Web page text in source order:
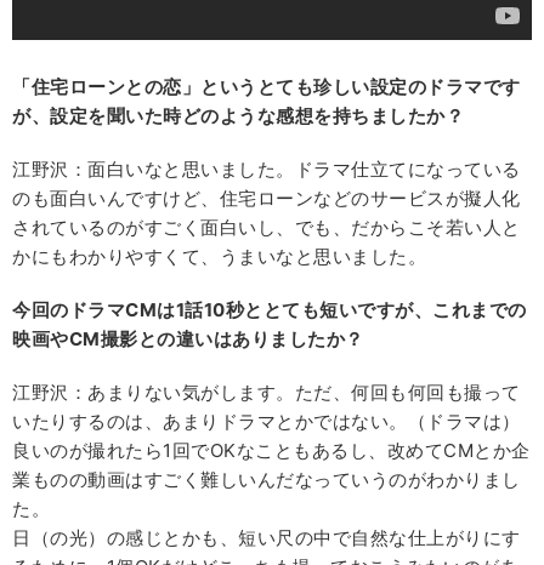
「住宅ローンとの恋」というとても珍しい設定のドラマです
が、設定を聞いた時どのような感想を持ちましたか？
江野沢：面白いなと思いました。ドラマ仕立てになっている
のも面白いんですけど、住宅ローンなどのサービスが擬人化
されているのがすごく面白いし、でも、だからこそ若い人と
かにもわかりやすくて、うまいなと思いました。
今回のドラマCMは1話10秒ととても短いですが、これまでの
映画やCM撮影との違いはありましたか？
江野沢：あまりない気がします。ただ、何回も何回も撮って
いたりするのは、あまりドラマとかではない。（ドラマは）
良いのが撮れたら1回でOKなこともあるし、改めてCMとか企
業ものの動画はすごく難しいんだなっていうのがわかりまし
た。
日（の光）の感じとかも、短い尺の中で自然な仕上がりにす